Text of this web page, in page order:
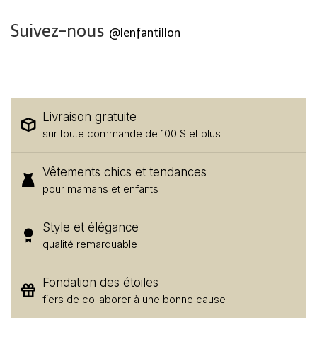
Suivez-nous @lenfantillon
Livraison gratuite
sur toute commande de 100 $ et plus
Vêtements chics et tendances
pour mamans et enfants
Style et élégance
qualité remarquable
Fondation des étoiles
fiers de collaborer à une bonne cause